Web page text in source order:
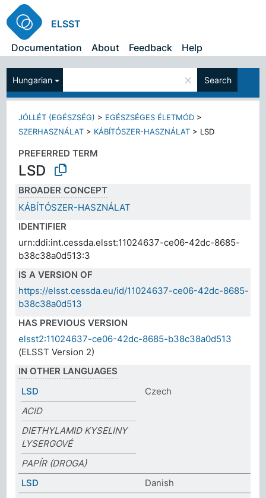
ELSST
Documentation
About Feedback Help
Hungarian × Search
JÓLLÉT (EGÉSZSÉG) > EGÉSZSÉGES ÉLETMÓD >
SZERHASZNÁLAT > KÁBÍTÓSZER-HASZNÁLAT > LSD
PREFERRED TERM
LSD
BROADER CONCEPT
KÁBÍTÓSZER-HASZNÁLAT
IDENTIFIER
urn:ddi:int.cessda.elsst:11024637-ce06-42dc-8685-
b38c38a0d513:3
IS A VERSION OF
https://elsst.cessda.eu/id/11024637-ce06-42dc-8685-
b38c38a0d513
HAS PREVIOUS VERSION
elsst2:11024637-ce06-42dc-8685-b38c38a0d513
(ELSST Version 2)
IN OTHER LANGUAGES
LSD
Czech
ACID
DIETHYLAMID KYSELINY
LYSERGOVÉ
PAPÍR (DROGA)
LSD
Danish